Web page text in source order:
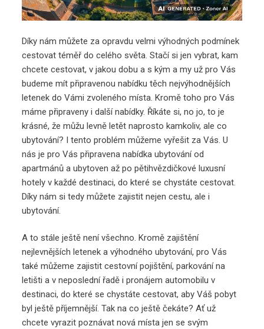
Díky nám můžete za opravdu velmi výhodných podmínek
cestovat téměř do celého světa. Stačí si jen vybrat, kam
chcete cestovat, v jakou dobu a s kým a my už pro Vás
budeme mít připravenou nabídku těch nejvýhodnějších
letenek do Vámi zvoleného místa. Kromě toho pro Vás
máme připraveny i další nabídky. Říkáte si, no jo, to je
krásné, že můžu levně letět naprosto kamkoliv, ale co
ubytování? I tento problém můžeme vyřešit za Vás. U
nás je pro Vás připravena nabídka ubytování od
apartmánů a ubytoven až po pětihvězdičkové luxusní
hotely v každé destinaci, do které se chystáte cestovat.
Díky nám si tedy můžete zajistit nejen cestu, ale i
ubytování.
A to stále ještě není všechno. Kromě zajištění
nejlevnějších letenek a výhodného ubytování, pro Vás
také můžeme zajistit cestovní pojištění, parkování na
letišti a v neposlední řadě i pronájem automobilu v
destinaci, do které se chystáte cestovat, aby Váš pobyt
byl ještě příjemnější. Tak na co ještě čekáte? Ať už
chcete vyrazit poznávat nová místa jen se svým